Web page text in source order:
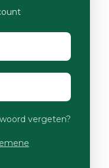
vergeten?